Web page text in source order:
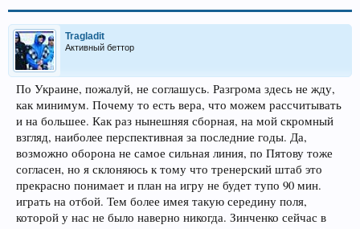
Tragladit
Активный беттор
По Украине, пожалуй, не соглашусь. Разгрома здесь не жду,
как минимум. Почему то есть вера, что можем рассчитывать
и на большее. Как раз нынешняя сборная, на мой скромный
взгляд, наиболее перспективная за последние годы. Да,
возможно оборона не самое сильная линия, по Пятову тоже
согласен, но я склоняюсь к тому что тренерский штаб это
прекрасно понимает и план на игру не будет тупо 90 мин.
играть на отбой. Тем более имея такую середину поля,
которой у нас не было наверно никогда. Зинченко сейчас в